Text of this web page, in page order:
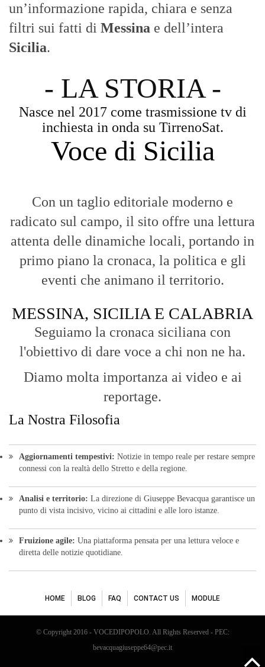
un’informazione rapida, chiara e senza
filtri sui fatti di Messina e dell’intera
Sicilia.
- LA STORIA -
Nasce nel 2017 come trasmissione tv di
inchiesta in onda su TirrenoSat.
Voce di Sicilia
Con un taglio editoriale moderno e
radicato sul campo, il sito offre una lettura
attenta delle dinamiche locali, portando in
primo piano la cronaca, la politica e gli
eventi che animano il territorio.
MESSINA, SICILIA E CALABRIA
Seguiamo la cronaca siciliana con
l'obiettivo di dare voce a chi non ne ha.
Diamo molta importanza ai video e ai
reportage.
La Nostra Filosofia
Aggiornamenti tempestivi: Notizie in tempo reale per restare sempre
connessi con la realtà dello Stretto e della regione.
Analisi e territorio: La direzione di Giuseppe Bevacqua garantisce un
punto di vista incisivo, vicino ai cittadini e alle loro istanze.
Fruizione agile: Una piattaforma pensata per una lettura veloce e
diretta delle notizie quotidiane.
HOME BLOG FAQ CONTACT US MODULE
© Copyright 2016 - VOCEDIPOPOLO. All Rights Reserved - PEC:
bevacquagiuseppe64@pec.it